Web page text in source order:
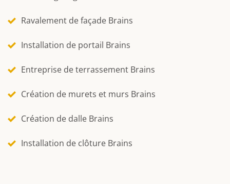
Ravalement de façade Brains
Installation de portail Brains
Entreprise de terrassement Brains
Création de murets et murs Brains
Création de dalle Brains
Installation de clôture Brains